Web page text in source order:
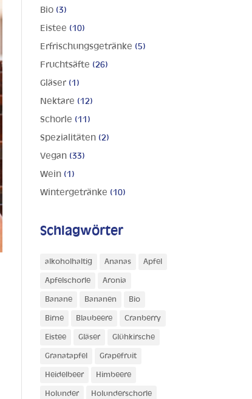
Bio (3)
Eistee (10)
Erfrischungsgetränke (5)
Fruchtsäfte (26)
Gläser (1)
Nektare (12)
Schorle (11)
Spezialitäten (2)
Vegan (33)
Wein (1)
Wintergetränke (10)
Schlagwörter
alkoholhaltig Ananas Apfel
Apfelschorle Aronia
Banane Bananen Bio
Birne Blaubeere Cranberry
Eistee Gläser Glühkirsche
Granatapfel Grapefruit
Heidelbeer Himbeere
Holunder Holunderschorle